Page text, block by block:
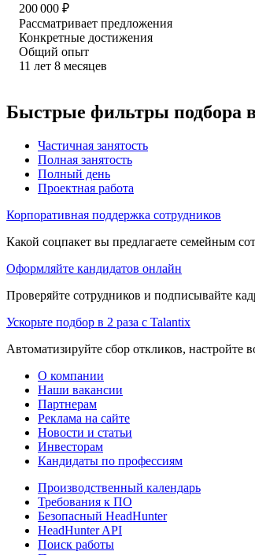
200 000 ₽
Рассматривает предложения
Конкретные достижения
Общий опыт
11 лет 8 месяцев
Быстрые фильтры подбора
Частичная занятость
Полная занятость
Полный день
Проектная работа
Корпоративная поддержка сотрудников
Какой соцпакет вы предлагаете семейным
Оформляйте кандидатов онлайн
Проверяйте сотрудников и подписывайте
Ускорьте подбор в 2 раза с Talantix
Автоматизируйте сбор откликов, настройте
О компании
Наши вакансии
Партнерам
Реклама на сайте
Новости и статьи
Инвесторам
Кандидаты по профессиям
Производственный календарь
Требования к ПО
Безопасный HeadHunter
HeadHunter API
Поиск работы